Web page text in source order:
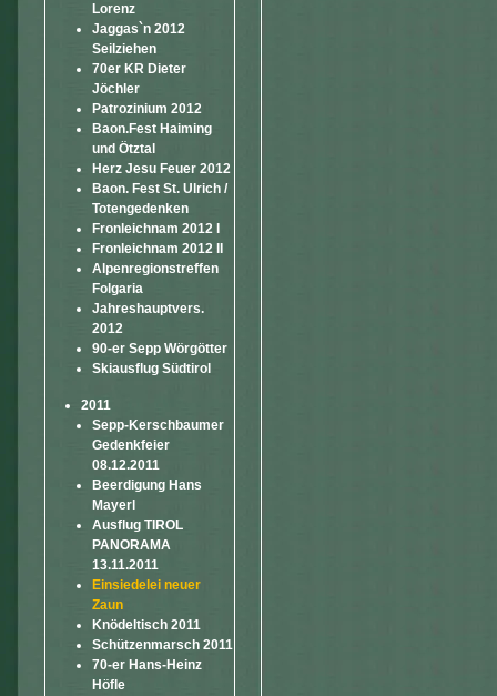
Lorenz
Jaggas`n 2012
Seilziehen
70er KR Dieter
Jöchler
Patrozinium 2012
Baon.Fest Haiming
und Ötztal
Herz Jesu Feuer 2012
Baon. Fest St. Ulrich /
Totengedenken
Fronleichnam 2012 I
Fronleichnam 2012 II
Alpenregionstreffen
Folgaria
Jahreshauptvers.
2012
90-er Sepp Wörgötter
Skiausflug Südtirol
2011
Sepp-Kerschbaumer
Gedenkfeier
08.12.2011
Beerdigung Hans
Mayerl
Ausflug TIROL
PANORAMA
13.11.2011
Einsiedelei neuer
Zaun
Knödeltisch 2011
Schützenmarsch 2011
70-er Hans-Heinz
Höfle